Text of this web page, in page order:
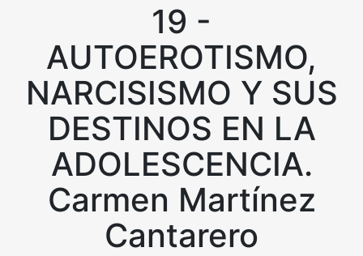
19 -
AUTOEROTISMO,
NARCISISMO Y SUS
DESTINOS EN LA
ADOLESCENCIA.
Carmen Martínez
Cantarero